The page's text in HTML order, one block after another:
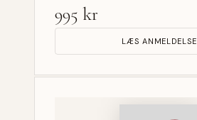
995 kr
LÆS ANMELDELSE